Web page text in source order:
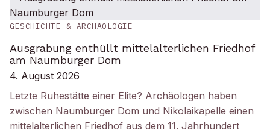
GESCHICHTE & ARCHÄOLOGIE
Ausgrabung enthüllt mittelalterlichen Friedhof
am Naumburger Dom
4. August 2026
Letzte Ruhestätte einer Elite? Archäologen haben
zwischen Naumburger Dom und Nikolaikapelle einen
mittelalterlichen Friedhof aus dem 11. Jahrhundert